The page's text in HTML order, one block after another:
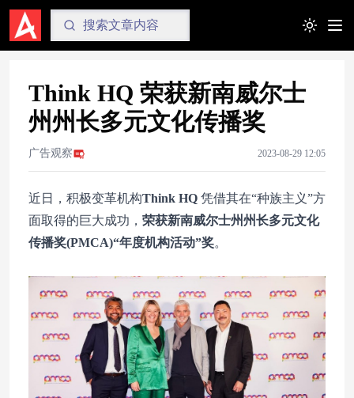
Toggle
Think HQ 荣获新南威尔士
州州长多元文化传播奖
广告观察 2023-08-29 12:05
近日，积极变革机构Think HQ 凭借其在“种族主义”方
面取得的巨大成功， 荣获新南威尔士州州长多元文化
传播奖(PMCA)“年度机构活动”奖。